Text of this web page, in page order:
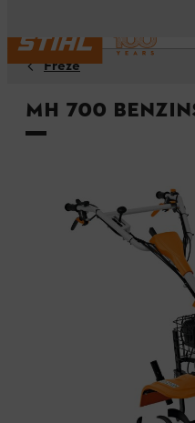
Freze
MH 700